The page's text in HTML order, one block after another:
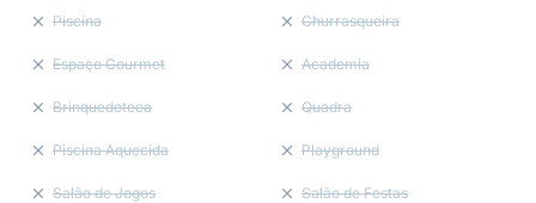
Piscina Churrasqueira
Espaço Gourmet Academia
Brinquedoteca Quadra
Piscina Aquecida Playground
Salão de Jogos Salão de Festas